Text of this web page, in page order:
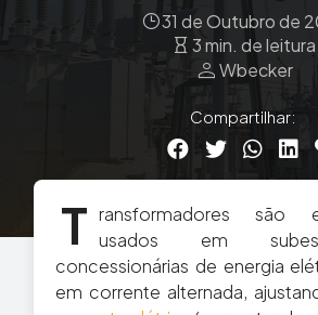
31 de Outubro de
3 min. de leitura
personWbecker
Compartilhar:
T ransformadores são
usados em
concessionárias de energia
em corrente alternada,